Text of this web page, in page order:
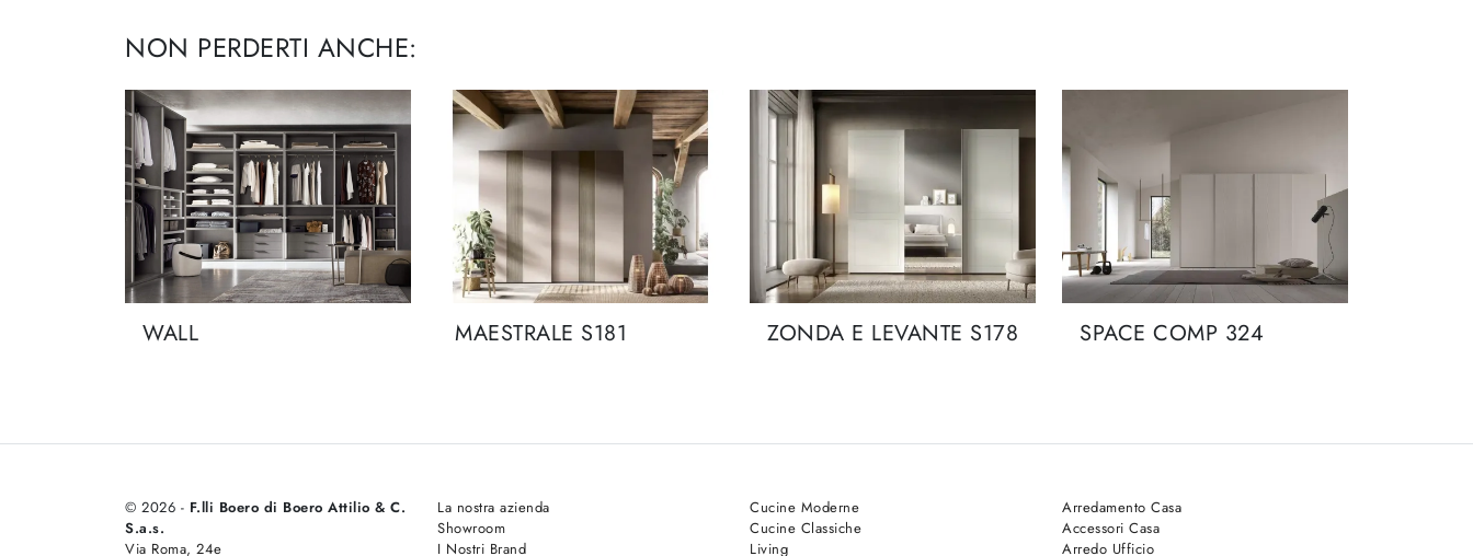
NON PERDERTI ANCHE:
WALL MAESTRALE S181 ZONDA E LEVANTE S178 SPACE COMP 324
© 2026 - F.lli Boero di Boero Attilio & C.
S.a.s.
Via Roma, 24e
La nostra azienda
Showroom
I Nostri Brand
Cucine Moderne
Cucine Classiche
Living
Arredamento Casa
Accessori Casa
Arredo Ufficio